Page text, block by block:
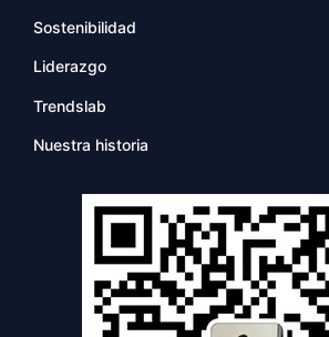
Sostenibilidad
Liderazgo
Trendslab
Nuestra historia